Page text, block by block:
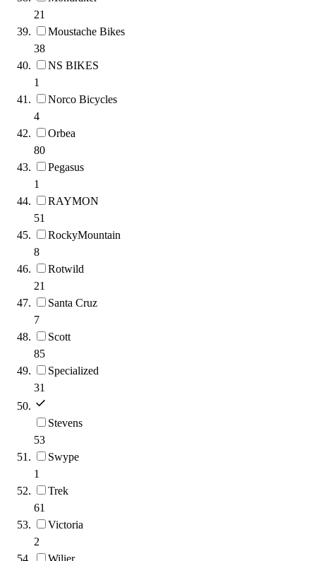
21
Moustache Bikes
38
NS BIKES
1
Norco Bicycles
4
Orbea
80
Pegasus
1
RAYMON
51
RockyMountain
8
Rotwild
21
Santa Cruz
7
Scott
85
Specialized
31
Stevens
53
Swype
1
Trek
61
Victoria
2
Wilier